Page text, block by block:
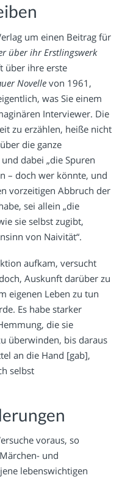
um einen Beitrag für
über ihr Erstlingswerk
über ihre erste
Novellevon 1961,
was Sie einem
Interviewer. Die
zu erzählen, heiße nicht
die ganze
dabei „die Spuren
– doch wer könnte, und
vorzeitigen Abbruch der
sei allein „die
sie selbst zugibt,
von Naivität“.
aufkam, versucht
Auskunft darüber zu
eigenen Leben zu tun
Es habe starker
die sie
überwinden, bis daraus
an die Hand [gab],
selbst
voraus, so
und
lebenswichtigen